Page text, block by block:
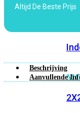
Wi-
Altijd De Beste Prijs
Beschrijving
Aanvullende